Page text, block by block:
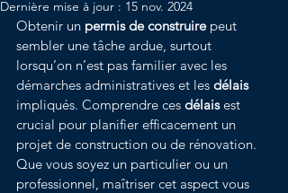
Dernière mise à jour : 15 nov. 2024
Obtenir un permis de construire peut
sembler une tâche ardue, surtout
lorsqu’on n’est pas familier avec les
démarches administratives et les délais
impliqués. Comprendre ces délais est
crucial pour planifier efficacement un
projet de construction ou de rénovation.
Que vous soyez un particulier ou un
professionnel, maîtriser cet aspect vous